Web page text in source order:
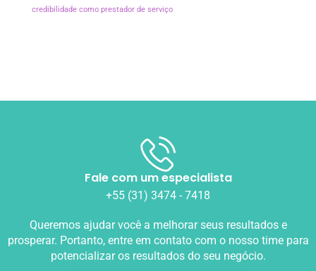
credibilidade como prestador de serviço
Fale com um especialista
+55 (31) 3474 - 7418
Queremos ajudar você a melhorar seus resultados e
prosperar. Portanto, entre em contato com o nosso time para
potencializar os resultados do seu negócio.